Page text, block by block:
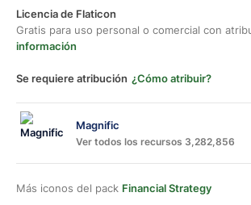
Licencia de Flaticon
Gratis para uso personal o comercial con
información
Se requiere atribución ¿Cómo atribuir?
Magnific
Ver todos los recursos 3,282,856
Más iconos del pack Financial Strategy